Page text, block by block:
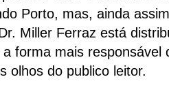
Porto, mas, ainda
Miller Ferraz está
forma mais responsável
olhos do publico leitor.